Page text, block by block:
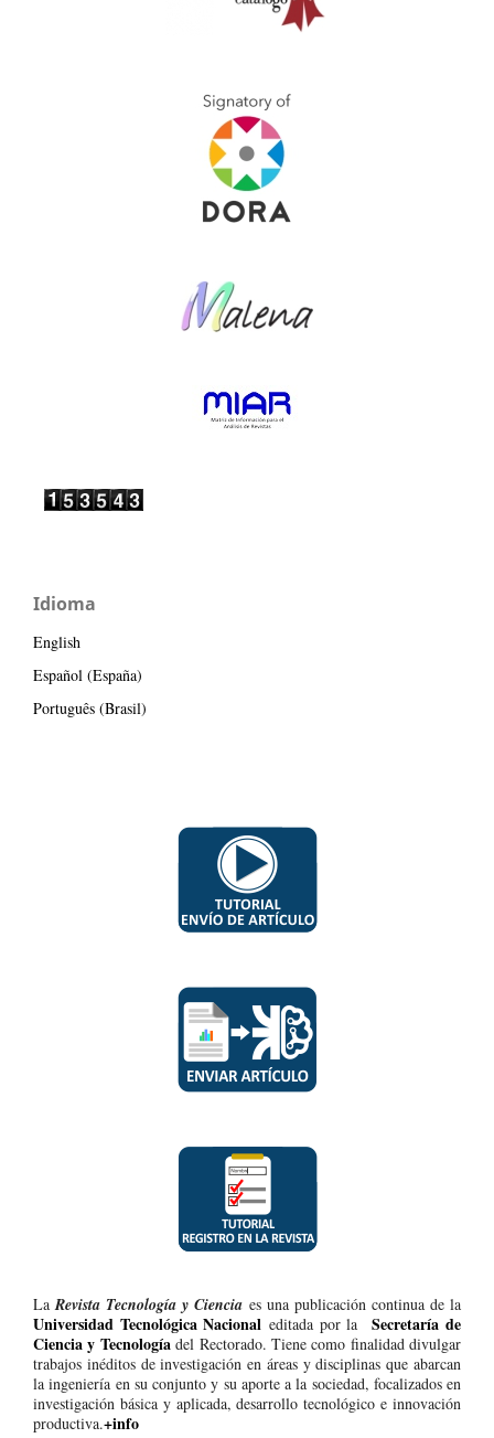
Idioma
English
Español (España)
Português (Brasil)
LaRevista Tecnología y Ciencia es una publicación continua de la
Universidad Tecnológica Nacional editada por laSecretaría de
Ciencia y Tecnología del Rectorado. Tiene como finalidad divulgar
trabajos inéditos de investigación en áreas y disciplinas que abarcan
la ingeniería en su conjunto y su aporte a la sociedad, focalizados en
investigación básica y aplicada, desarrollo tecnológico e innovación
productiva.+info